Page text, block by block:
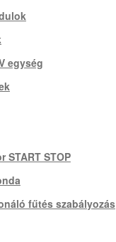
egység
START STOP
fűtés szabályozás